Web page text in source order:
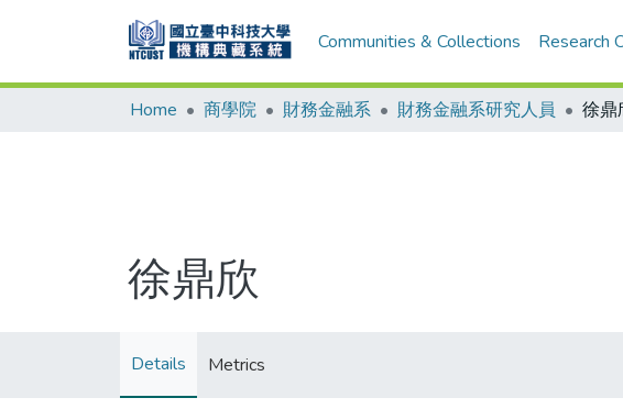
Communities & Collections Research
Home 商學院 財務金融系 財務金融系研究人員 徐鼎
徐鼎欣
Details Metrics